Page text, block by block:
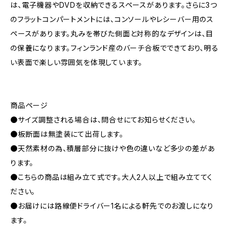
は、電子機器やDVDを収納できるスペースがあります。さらに3つ
のフラットコンパートメントには、コンソールやレシーバー用のス
ペースがあります。丸みを帯びた側面と対称的なデザインは、目
の保養になります。フィンランド産のバーチ合板でできており、明る
い表面で楽しい雰囲気を体現しています。
商品ページ
●サイズ調整される場合は、問合せにてお知らせください。
●板断面は無塗装にて出荷します。
●天然素材の為、積層部分に抜けや色の違いなど多少の差があ
ります。
●こちらの商品は組み立て式です。大人2人以上で組み立ててく
ださい。
●お届けには路線便ドライバー1名による軒先でのお渡しになり
ます。